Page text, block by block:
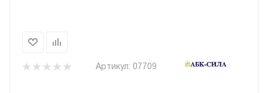
Артикул: 07709